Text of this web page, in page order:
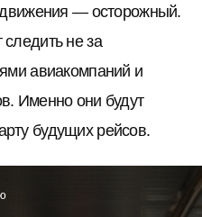
движения — осторожный.
не за
авиакомпаний и
Именно они будут
будущих рейсов.